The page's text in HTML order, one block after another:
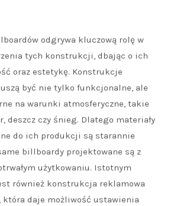
odgrywa kluczową rolę w
tych konstrukcji, dbając o ich
oraz estetykę. Konstrukcje
być nie tylko funkcjonalne, ale
na warunki atmosferyczne, takie
deszcz czy śnieg. Dlatego materiały
do ich produkcji są starannie
billboardy projektowane są z
użytkowaniu. Istotnym
również konstrukcja reklamowa
która daje możliwość ustawienia